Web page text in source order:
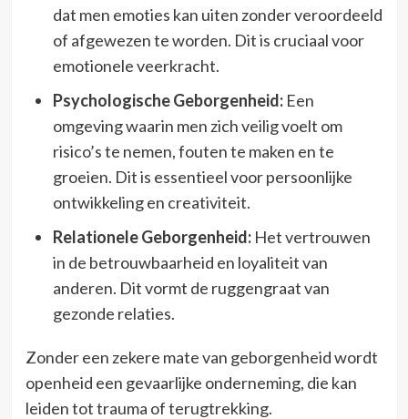
dat men emoties kan uiten zonder veroordeeld
of afgewezen te worden. Dit is cruciaal voor
emotionele veerkracht.
Psychologische Geborgenheid:Een
omgeving waarin men zich veilig voelt om
risico’s te nemen, fouten te maken en te
groeien. Dit is essentieel voor persoonlijke
ontwikkeling en creativiteit.
Relationele Geborgenheid:Het vertrouwen
in de betrouwbaarheid en loyaliteit van
anderen. Dit vormt de ruggengraat van
gezonde relaties.
Zonder een zekere mate van geborgenheid wordt
openheid een gevaarlijke onderneming, die kan
leiden tot trauma of terugtrekking.